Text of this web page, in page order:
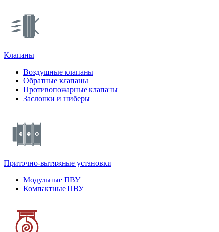
Клапаны
Воздушные клапаны
Обратные клапаны
Противопожарные клапаны
Заслонки и шиберы
Приточно-вытяжные установки
Модульные ПВУ
Компактные ПВУ